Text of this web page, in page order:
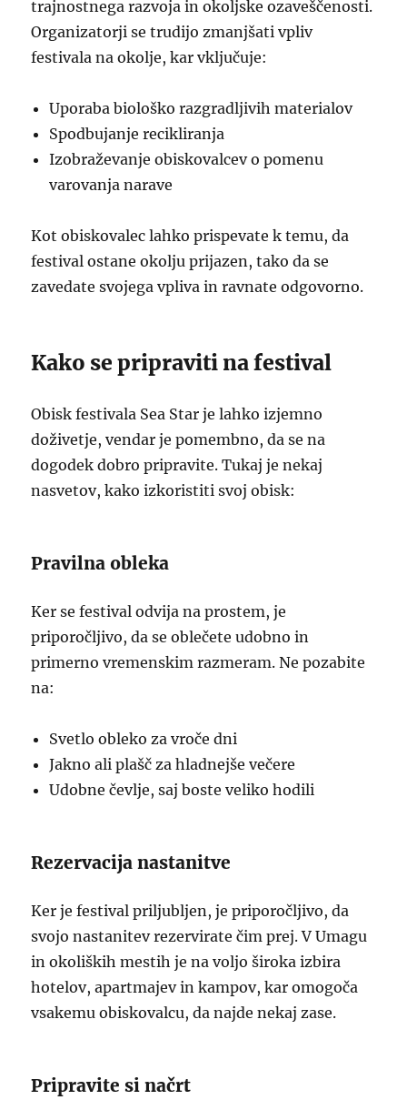
trajnostnega razvoja in okoljske ozaveščenosti.
Organizatorji se trudijo zmanjšati vpliv
festivala na okolje, kar vključuje:
Uporaba biološko razgradljivih materialov
Spodbujanje recikliranja
Izobraževanje obiskovalcev o pomenu
varovanja narave
Kot obiskovalec lahko prispevate k temu, da
festival ostane okolju prijazen, tako da se
zavedate svojega vpliva in ravnate odgovorno.
Kako se pripraviti na festival
Obisk festivala Sea Star je lahko izjemno
doživetje, vendar je pomembno, da se na
dogodek dobro pripravite. Tukaj je nekaj
nasvetov, kako izkoristiti svoj obisk:
Pravilna obleka
Ker se festival odvija na prostem, je
priporočljivo, da se oblečete udobno in
primerno vremenskim razmeram. Ne pozabite
na:
Svetlo obleko za vroče dni
Jakno ali plašč za hladnejše večere
Udobne čevlje, saj boste veliko hodili
Rezervacija nastanitve
Ker je festival priljubljen, je priporočljivo, da
svojo nastanitev rezervirate čim prej. V Umagu
in okoliških mestih je na voljo široka izbira
hotelov, apartmajev in kampov, kar omogoča
vsakemu obiskovalcu, da najde nekaj zase.
Pripravite si načrt